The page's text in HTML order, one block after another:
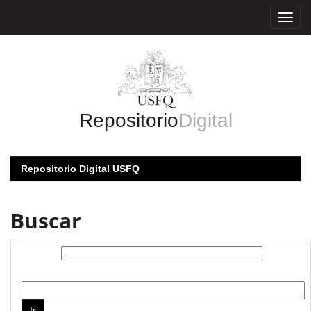
RepositorioDigital
Repositorio Digital USFQ
Buscar